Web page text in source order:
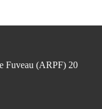
Fuveau (ARPF) 20